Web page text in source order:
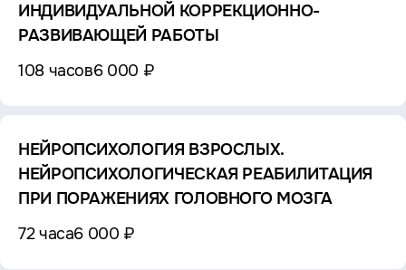
ИНДИВИДУАЛЬНОЙ КОРРЕКЦИОННО-
РАЗВИВАЮЩЕЙ РАБОТЫ
108 часов6 000 ₽
НЕЙРОПСИХОЛОГИЯ ВЗРОСЛЫХ.
НЕЙРОПСИХОЛОГИЧЕСКАЯ РЕАБИЛИТАЦИЯ
ПРИ ПОРАЖЕНИЯХ ГОЛОВНОГО МОЗГА
72 часа6 000 ₽